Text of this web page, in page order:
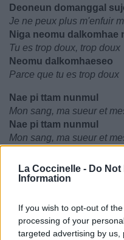
La Coccinelle - Do Not
Information
If you wish to opt-out of
processing of your
targeted advertising by
Deoneun domanggal
Je ne peux plus m'enfuir
Niga neomu dalkomhae
Tu es trop doux, trop doux
Neomu dalkomhaeseo
Parce que tu es trop doux
Nae pi ttam nunmul
Mon sang, ma sueur et
Nae pi ttam nunmul
Mon sang, ma sueur et